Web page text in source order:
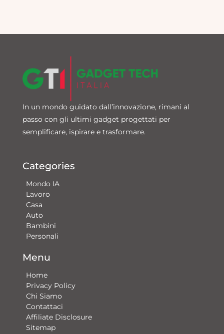
In un mondo guidato dall’innovazione, rimani al
passo con gli ultimi gadget progettati per
semplificare, ispirare e trasformare.
Categories
Mondo IA
Lavoro
Casa
Auto
Bambini
Personali
Menu
Home
Privacy Policy
Chi Siamo
Contattaci​
Affiliate Disclosure
Sitemap